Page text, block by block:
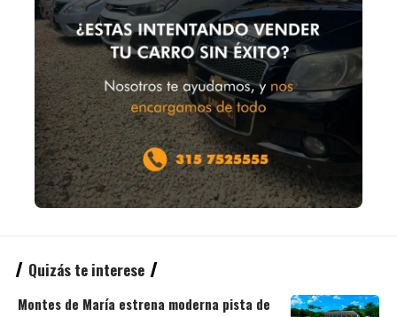
Quizás te interese
Montes de María estrena moderna pista de